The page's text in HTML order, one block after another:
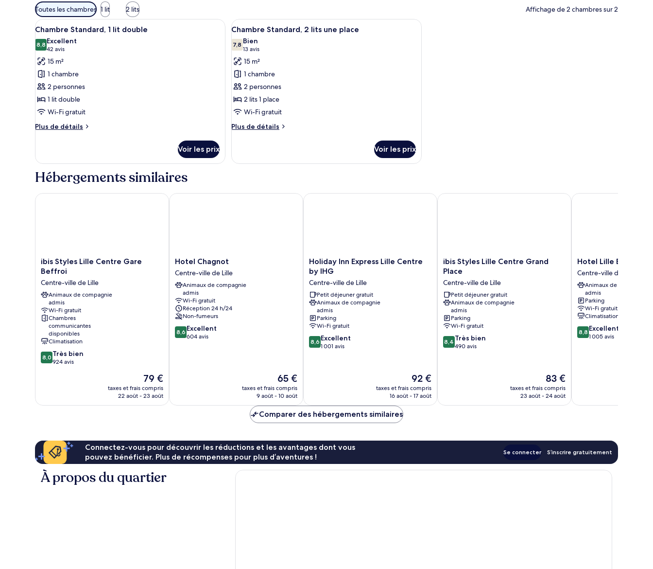
Filtres
disponibles
pour
les
chambres
Toutes les chambres 1 lit 2 lits Affichage de 2 chambres sur 2
Afficher
toutes
les
photos
pour
ce
type
de
chambre :
Chambre
lit
double
Une chambre d’hôtel comprenant un lit, un bureau, une chaise, une fenêtre avec des rideaux, une table de chevet et un plateau avec de la nourriture et un verre de vin.
22
Chambre Standard, 1 lit double
8,88,8 sur 10
Excellent
42 avis
(42 avis)
15 m²
1 chambre
2 personnes
1 lit double
Wi-Fi gratuit
Plus de détails
Plus
le
type
de
Chambre
Voir les prix
Afficher
toutes
les
photos
pour
ce
type
de
chambre :
Chambre
lits
Chambre Standard, 2 lits une place | Bureau, rideaux occultants, chambres insonorisées
22
Chambre Standard, 2 lits une place
7,87,8 sur 10
Bien
13 avis
(13 avis)
15 m²
1 chambre
2 personnes
2 lits 1 place
Wi-Fi gratuit
Plus de détails
Plus
le
Chambre
Voir les prix
Hébergements similaires
ibis
Styles
Centre
Gare
Beffroi
Centre-
ville
Lille
ibis Styles Lille Centre Gare
Beffroi
Centre-ville de Lille
Animaux de compagnie
admis
Wi-Fi gratuit
Chambres
communicantes
disponibles
Climatisation
8.0
sur
8,0 Très bien
924 avis
Le
nouveau
prix
79 €
taxes et frais compris
22 août - 23 août
ibis Styles Lille Centre Gare Beffroi
Hotel
Chagnot
Centre-
ville
Lille
Hotel Chagnot
Centre-ville de Lille
Animaux de compagnie
admis
Wi-Fi gratuit
Réception 24 h/24
Non-fumeurs
8.6
sur
8,6 Excellent
604 avis
Le
nouveau
prix
de
65 €
65 €
taxes et frais compris
9 août - 10 août
Hotel Chagnot
Holiday
Inn
Express
Lille
Centre
by
IHG
Centre-
ville
de
Lille
Holiday Inn Express Lille Centre
by IHG
Centre-ville de Lille
Petit déjeuner gratuit
Animaux de compagnie
admis
Parking
Wi-Fi gratuit
8.6
sur
8,6 Excellent
1 001 avis
Le
nouveau
prix
92 €
taxes et frais compris
16 août - 17 août
Holiday Inn Express Lille Centre by IHG
ibis
Styles
Centre
Grand
Place
Centre-
ville
de
Lille
ibis Styles Lille Centre Grand
Place
Centre-ville de Lille
Petit déjeuner gratuit
Animaux de compagnie
admis
Parking
Wi-Fi gratuit
8.4
sur
8,4 Très bien
490 avis
Le
nouveau
prix
83 €
taxes et frais compris
23 août - 24 août
ibis Styles Lille Centre Grand Place
Hotel
Lille
Europe
Centre-
ville
de
Lille
Hotel Lille Europe
Centre-ville de Lille
Animaux de compagnie
admis
Parking
Wi-Fi gratuit
Climatisation
8.8
sur
8,8 Excellent
1 005 avis
Hotel Lille Europe
Comparer des hébergements similaires
Connectez-vous pour découvrir les réductions et les avantages dont vous
pouvez bénéficier. Plus de récompenses pour plus d’aventures !
Se connecter S’inscrire gratuitement
À propos du quartier